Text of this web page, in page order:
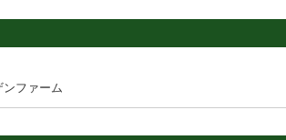
ファーム